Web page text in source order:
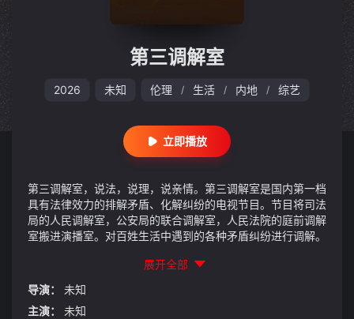
第三调解室
2026 未知 伦理 / 生活 / 内地 / 综艺
立即播放
第三调解室，说法，说理，说亲情。第三调解室是国内第一档
具有法律效力的排解矛盾、化解纠纷的电视节目。节目将司法
局的人民调解室，公安局的联合调解室，人民法院的庭前调解
室搬进演播室。对百姓生活中遇到的各种矛盾纠纷进行调解。
展开全部
导演：
未知
主演：
未知